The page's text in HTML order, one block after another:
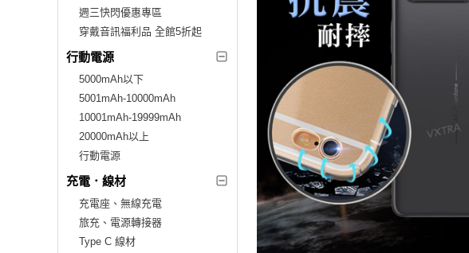
週三快閃優惠專區
穿戴音訊福利品 全館5折起
行動電源
5000mAh以下
5001mAh-10000mAh
10001mAh-19999mAh
20000mAh以上
行動電源
充電．線材
充電座、無線充電
旅充、電源轉接器
Type C 線材